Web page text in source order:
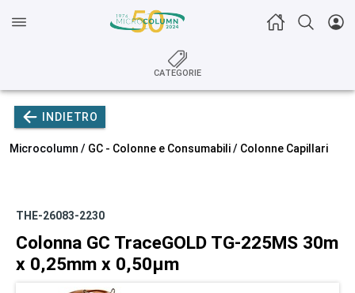
CATEGORIE
INDIETRO
Microcolumn / GC - Colonne e Consumabili/ Colonne Capillari
THE-26083-2230
Colonna GC TraceGOLD TG-225MS 30m
x 0,25mm x 0,50µm